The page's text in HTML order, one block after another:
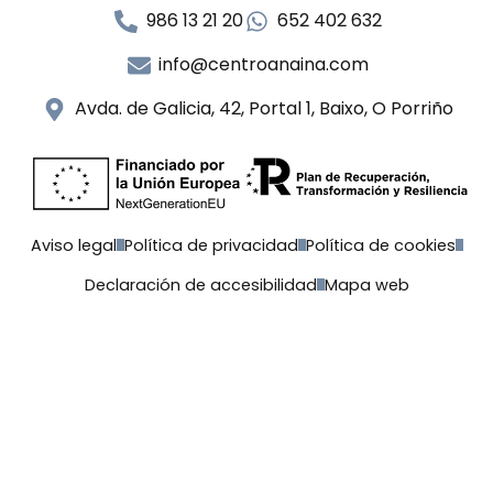
986 13 21 20
652 402 632
info@centroanaina.com
Avda. de Galicia, 42, Portal 1, Baixo, O Porriño
Aviso legal Política de privacidad Política de cookies
Declaración de accesibilidad Mapa web